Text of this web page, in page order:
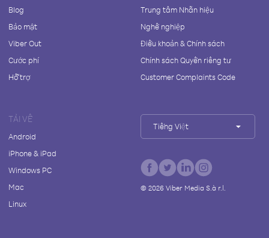
Blog
Bảo mật
Viber Out
Cước phí
Hỗ trợ
Trung tâm Nhãn hiệu
Nghề nghiệp
Điều khoản & Chính sách
Chính sách Quyền riêng tư
Customer Complaints Code
TẢI VỀ
Android
iPhone & iPad
Windows PC
Mac
Linux
Tiếng Việt
© 2026Viber Media S.à r.l.